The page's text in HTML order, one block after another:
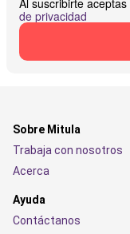
Al suscribirte aceptas
de privacidad
Sobre Mitula
Trabaja con nosotros
Acerca
Ayuda
Contáctanos